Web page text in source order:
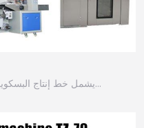
يشمل خط إنتاج البسكويت الأوتوماتيكي بالكامل البسكويت الآلي…